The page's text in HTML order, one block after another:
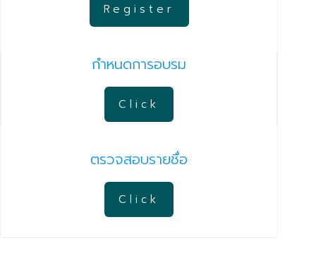
Register
กำหนดการอบรม
Click
ตรวจสอบรายชื่อ
Click